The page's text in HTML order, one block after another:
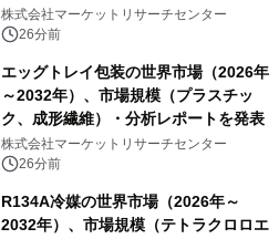
器）・分析レポートを発表
株式会社マーケットリサーチセンター
26分前
エッグトレイ包装の世界市場（2026年
～2032年）、市場規模（プラスチッ
ク、成形繊維）・分析レポートを発表
株式会社マーケットリサーチセンター
26分前
R134A冷媒の世界市場（2026年～
2032年）、市場規模（テトラクロロエ